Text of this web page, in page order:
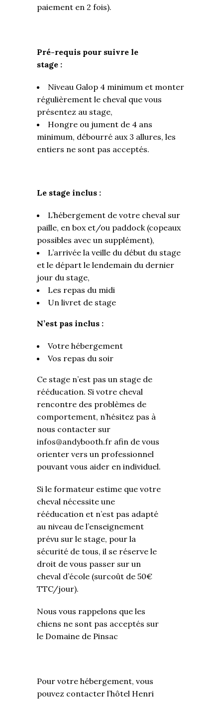
paiement en 2 fois).
Pré-requis pour suivre le
stage :
Niveau Galop 4 minimum et monter
régulièrement le cheval que vous
présentez au stage,
Hongre ou jument de 4 ans
minimum, débourré aux 3 allures, les
entiers ne sont pas acceptés.
Le stage inclus :
L’hébergement de votre cheval sur
paille, en box et/ou paddock (copeaux
possibles avec un supplément),
L’arrivée la veille du début du stage
et le départ le lendemain du dernier
jour du stage,
Les repas du midi
Un livret de stage
N’est pas inclus :
Votre hébergement
Vos repas du soir
Ce stage n’est pas un stage de
rééducation. Si votre cheval
rencontre des problèmes de
comportement, n’hésitez pas à
nous contacter sur
infos@andybooth.fr afin de vous
orienter vers un professionnel
pouvant vous aider en individuel.
Si le formateur estime que votre
cheval nécessite une
rééducation et n’est pas adapté
au niveau de l’enseignement
prévu sur le stage, pour la
sécurité de tous, il se réserve le
droit de vous passer sur un
cheval d’école (surcoût de 50€
TTC/jour).
Nous vous rappelons que les
chiens ne sont pas acceptés sur
le Domaine de Pinsac
Pour votre hébergement, vous
pouvez contacter l’hôtel Henri